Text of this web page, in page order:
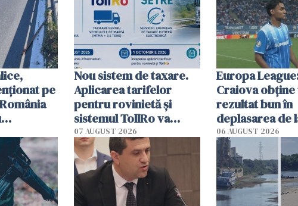
pe
au
să mă
Nou sistem de taxare.
Aplicarea tarifelor
pentru rovinietă şi
sistemul TollRo va
începe la 1 octombrie
07 AUGUST 2026
Europa
Craiova obține
rezultat bun în
deplasarea de
06 AUGUST 2026